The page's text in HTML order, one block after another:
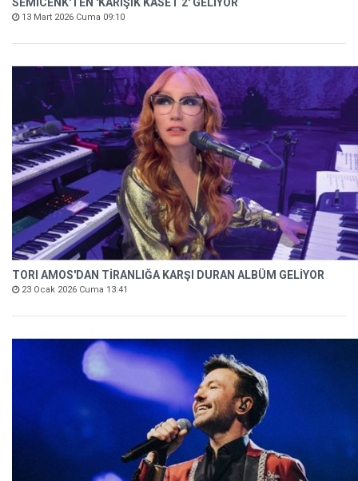
13 Mart 2026 Cuma 09:10
TORI AMOS'DAN TİRANLIĞA KARŞI DURAN ALBÜM GELİYOR
23 Ocak 2026 Cuma 13:41